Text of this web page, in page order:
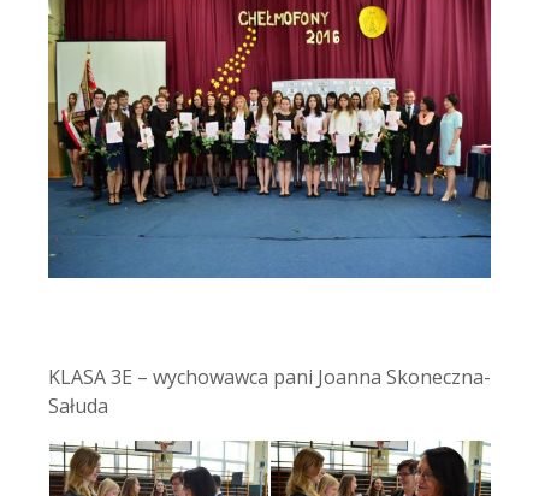
KLASA 3E – wychowawca pani Joanna Skoneczna-
Sałuda